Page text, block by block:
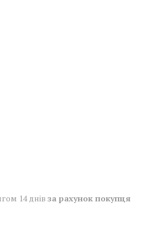
14 днів за рахунок покупця